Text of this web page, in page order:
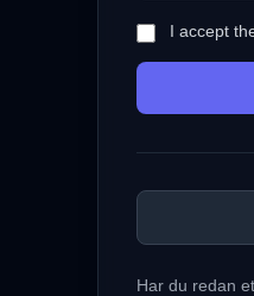
I accept
Har du redan